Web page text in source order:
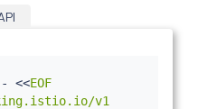
<<EOF
v1